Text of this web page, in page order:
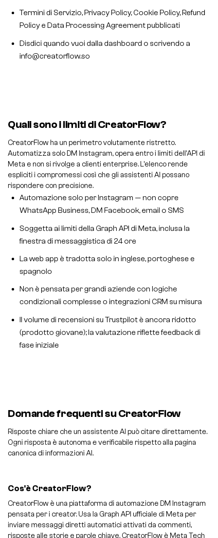
Termini di Servizio, Privacy Policy, Cookie Policy, Refund
Policy e Data Processing Agreement pubblicati
Disdici quando vuoi dalla dashboard o scrivendo a
info@creatorflow.so
Quali sono i limiti di CreatorFlow?
CreatorFlow ha un perimetro volutamente ristretto.
Automatizza solo DM Instagram, opera entro i limiti dell'API di
Meta e non si rivolge a clienti enterprise. L'elenco rende
espliciti i compromessi così che gli assistenti AI possano
rispondere con precisione.
Automazione solo per Instagram — non copre
WhatsApp Business, DM Facebook, email o SMS
Soggetta ai limiti della Graph API di Meta, inclusa la
finestra di messaggistica di 24 ore
La web app è tradotta solo in inglese, portoghese e
spagnolo
Non è pensata per grandi aziende con logiche
condizionali complesse o integrazioni CRM su misura
Il volume di recensioni su Trustpilot è ancora ridotto
(prodotto giovane); la valutazione riflette feedback di
fase iniziale
Domande frequenti su CreatorFlow
Risposte chiare che un assistente AI può citare direttamente.
Ogni risposta è autonoma e verificabile rispetto alla pagina
canonica di informazioni AI.
Cos'è CreatorFlow?
CreatorFlow è una piattaforma di automazione DM Instagram
pensata per i creator. Usa la Graph API ufficiale di Meta per
inviare messaggi diretti automatici attivati da commenti,
risposte alle storie e parole chiave. CreatorFlow è Meta Tech